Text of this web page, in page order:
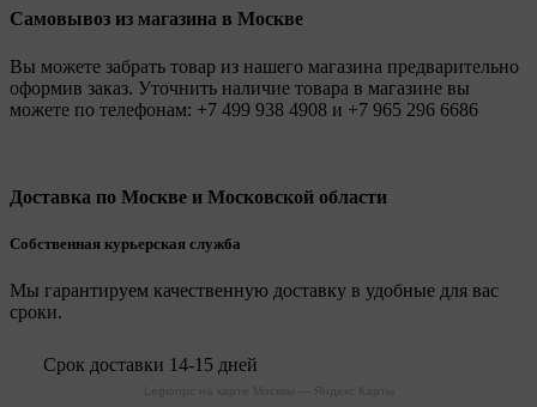
Самовывоз из магазина в Москве
Вы можете забрать товар из нашего магазина предварительно
оформив заказ. Уточнить наличие товара в магазине вы
можете по телефонам: +7 499 938 4908 и +7 965 296 6686
Доставка по Москве и Московской области
Собственная курьерская служба
Мы гарантируем качественную доставку в удобные для вас
сроки.
Срок доставки 14-15 дней
Legionpc на карте Москвы — Яндекс Карты